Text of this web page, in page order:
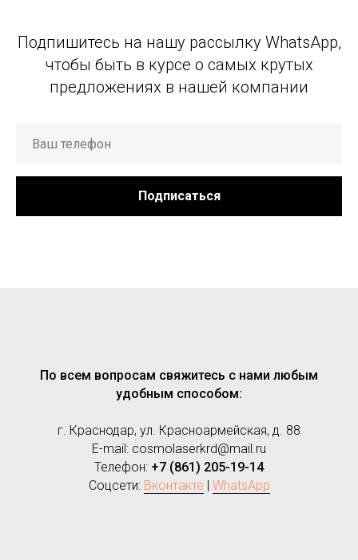
Подпишитесь на нашу рассылку WhatsApp,
чтобы быть в курсе о самых крутых
предложениях в нашей компании
Подписаться
По всем вопросам свяжитесь с нами любым
удобным способом:
г. Краснодар, ул. Красноармейская, д. 88
E-mail: cosmolaserkrd@mail.ru
Телефон: +7 (861) 205-19-14
Соцсети: Вконтакте | WhatsApp